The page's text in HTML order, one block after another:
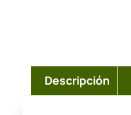
Descripción